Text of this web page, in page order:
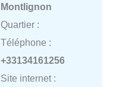
Montlignon
Quartier :
Téléphone :
+33134161256
Site internet :